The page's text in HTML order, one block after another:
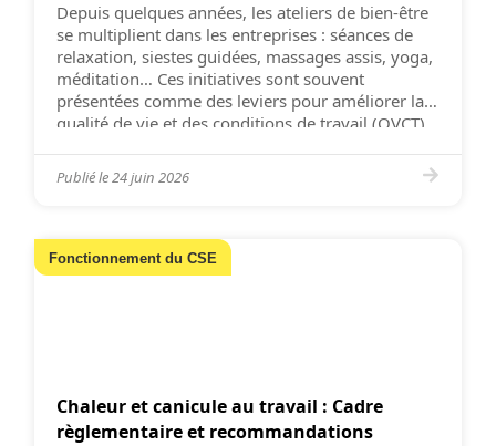
Depuis quelques années, les ateliers de bien-être
se multiplient dans les entreprises : séances de
relaxation, siestes guidées, massages assis, yoga,
méditation… Ces initiatives sont souvent
présentées comme des leviers pour améliorer la
qualité de vie et des conditions de travail (QVCT).
et la santé des salariés […]
Publié le24 juin 2026
Fonctionnement du CSE
Chaleur et canicule au travail : Cadre
règlementaire et recommandations